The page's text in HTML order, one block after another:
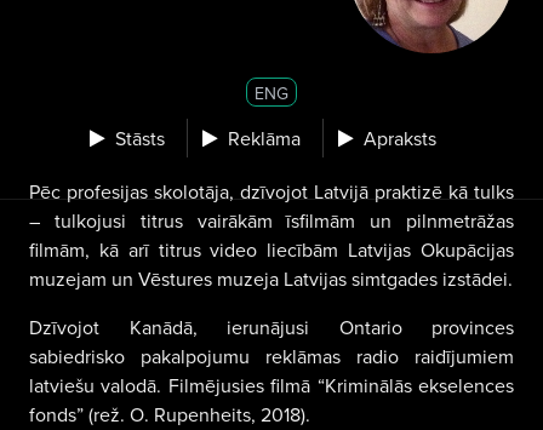
ENG
Stāsts Reklāma Apraksts
Pēc profesijas skolotāja, dzīvojot Latvijā praktizē kā tulks
– tulkojusi titrus vairākām īsfilmām un pilnmetrāžas
filmām, kā arī titrus video liecībām Latvijas Okupācijas
muzejam un Vēstures muzeja Latvijas simtgades izstādei.
Dzīvojot Kanādā, ierunājusi Ontario provinces
sabiedrisko pakalpojumu reklāmas radio raidījumiem
latviešu valodā. Filmējusies filmā “Kriminālās ekselences
fonds” (rež. O. Rupenheits, 2018).